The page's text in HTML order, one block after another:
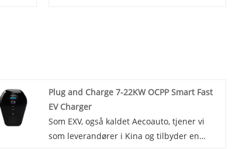
Plug and Charge 7-22KW OCPP Smart Fast
EV Charger
Som EXV, også kaldet Aecoauto, tjener vi
som leverandører i Kina og tilbyder en